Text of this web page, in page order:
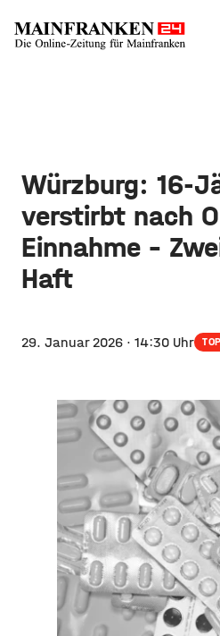
Würzburg: 16-
verstirbt nach
Einnahme –
Haft
29. Januar 2026 · 14:30 Uhr